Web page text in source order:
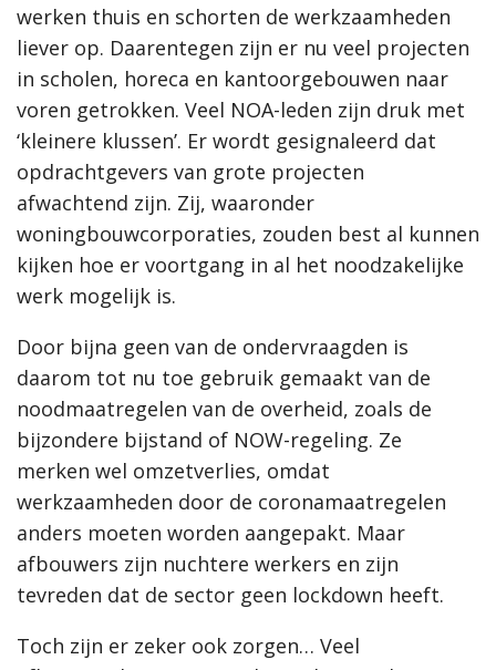
werken thuis en schorten de werkzaamheden
liever op. Daarentegen zijn er nu veel projecten
in scholen, horeca en kantoorgebouwen naar
voren getrokken. Veel NOA-leden zijn druk met
‘kleinere klussen’. Er wordt gesignaleerd dat
opdrachtgevers van grote projecten
afwachtend zijn. Zij, waaronder
woningbouwcorporaties, zouden best al kunnen
kijken hoe er voortgang in al het noodzakelijke
werk mogelijk is.
Door bijna geen van de ondervraagden is
daarom tot nu toe gebruik gemaakt van de
noodmaatregelen van de overheid, zoals de
bijzondere bijstand of NOW-regeling. Ze
merken wel omzetverlies, omdat
werkzaamheden door de coronamaatregelen
anders moeten worden aangepakt. Maar
afbouwers zijn nuchtere werkers en zijn
tevreden dat de sector geen lockdown heeft.
Toch zijn er zeker ook zorgen… Veel